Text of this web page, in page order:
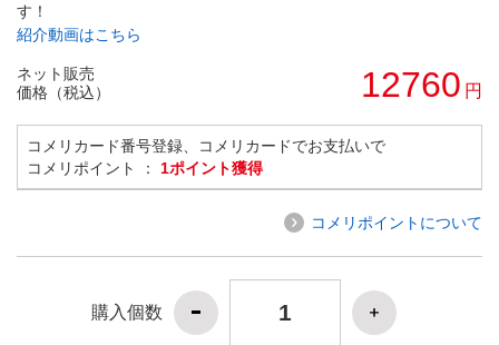
す！
紹介動画はこちら
ネット販売
価格（税込）
12760 円
コメリカード番号登録、コメリカードでお支払いで
コメリポイント ： 1ポイント獲得
コメリポイントについて
購入個数